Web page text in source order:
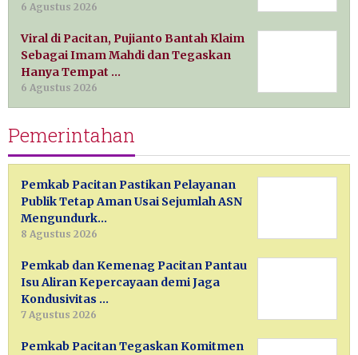
6 Agustus 2026
Viral di Pacitan, Pujianto Bantah Klaim
Sebagai Imam Mahdi dan Tegaskan
Hanya Tempat …
6 Agustus 2026
Pemerintahan
Pemkab Pacitan Pastikan Pelayanan
Publik Tetap Aman Usai Sejumlah ASN
Mengundurk…
8 Agustus 2026
Pemkab dan Kemenag Pacitan Pantau
Isu Aliran Kepercayaan demi Jaga
Kondusivitas …
7 Agustus 2026
Pemkab Pacitan Tegaskan Komitmen